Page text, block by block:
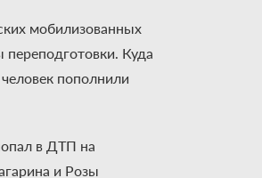
мобилизованных
переподготовки. Куда
пополнили
в ДТП на
и Розы